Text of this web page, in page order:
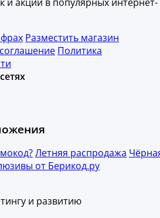
Разместить магазин
Политика
Летняя распродажа
от Берикод.ру
и развитию